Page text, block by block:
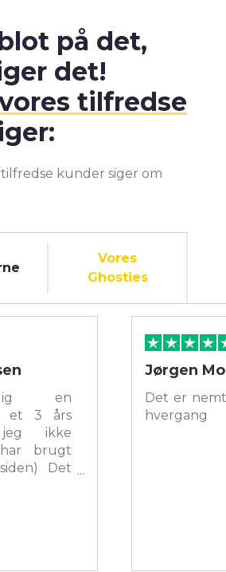
på det,
det!
tilfredse
kunder siger om
Vores
Ghosties
en
et 3 års
jeg ikke
brugt
Det
Jørgen
Det er
hvergang